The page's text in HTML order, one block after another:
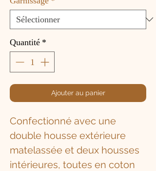
Quantité *
Ajouter au panier
Confectionné avec une
double housse extérieure
matelassée et deux housses
intérieures, toutes en coton